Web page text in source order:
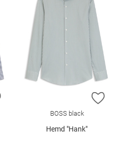
ZUR WUNSCHLISTE HINZUFÜGEN
ZUR
BOSS black
Hemd "Hank"